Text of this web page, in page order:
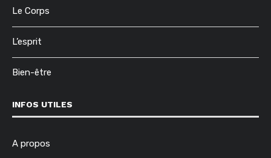
Le Corps
L’esprit
Bien-être
INFOS UTILES
A propos